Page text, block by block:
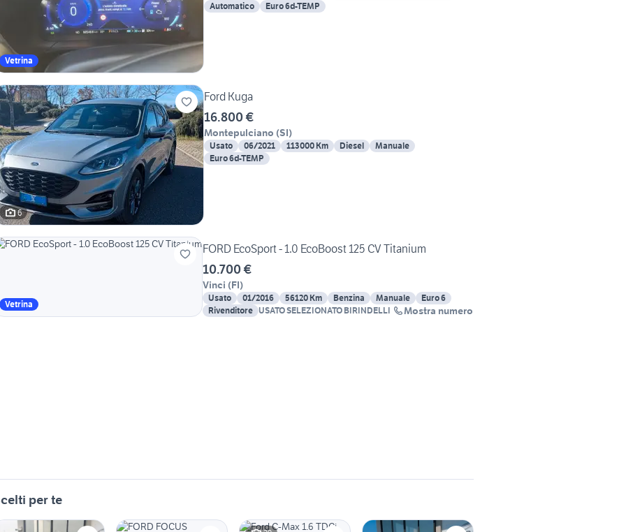
Vetrina
Automatico
Euro 6d-TEMP
6
Ford Kuga
16.800 €
Montepulciano (SI)
Usato 06/2021 113000 Km Diesel
Manuale
Euro 6d-TEMP
Vetrina
FORD EcoSport - 1.0 EcoBoost 125 CV Titanium
10.700 €
Vinci (FI)
Usato 01/2016 56120 Km Benzina Manuale
Euro 6
Rivenditore USATO SELEZIONATO BIRINDELLI Mostra numero
per te